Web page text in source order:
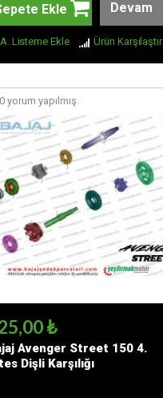
Ekle Devam
A. Listeme Ekle Ürün Karşılaştır
₺
Avenger Street 150 4.
Dişli Karşılığı